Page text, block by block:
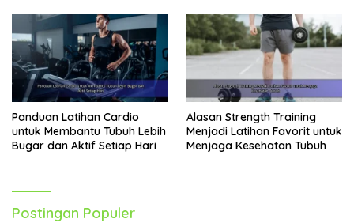
Panduan Latihan Cardio
untuk Membantu Tubuh Lebih
Bugar dan Aktif Setiap Hari
Alasan Strength Training
Menjadi Latihan Favorit untuk
Menjaga Kesehatan Tubuh
Postingan Populer